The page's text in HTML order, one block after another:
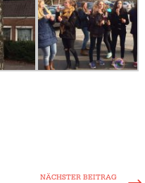
NÄCHSTER BEITRAG